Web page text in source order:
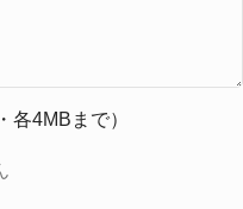
各4MBまで）